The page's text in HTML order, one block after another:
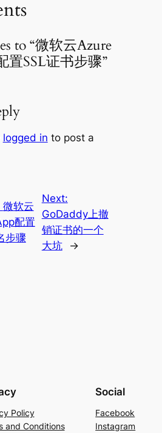
to “微软云Azure
置SSL证书步骤”
logged in to post a
微软云
配置
步骤
Next:
GoDaddy上撤
销证书的一个
大坑
→
Policy
and Conditions
Social
Facebook
Instagram